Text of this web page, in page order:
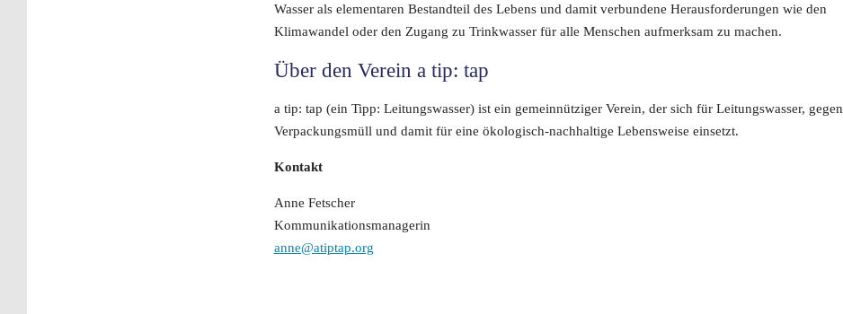
Wasser als elementaren Bestandteil des Lebens und damit verbundene Herausforderungen wie den
Klimawandel oder den Zugang zu Trinkwasser für alle Menschen aufmerksam zu machen.
Über den Verein a tip: tap
a tip: tap (ein Tipp: Leitungswasser) ist ein gemeinnütziger Verein, der sich für Leitungswasser, gegen
Verpackungsmüll und damit für eine ökologisch-nachhaltige Lebensweise einsetzt.
Kontakt
Anne Fetscher
Kommunikationsmanagerin
anne@atiptap.org